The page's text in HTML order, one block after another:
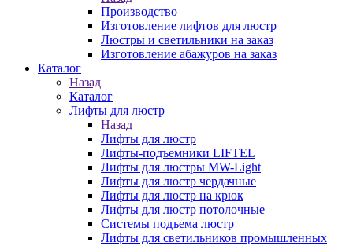
Производство
Изготовление лифтов для люстр
Люстры и светильники на заказ
Изготовление абажуров на заказ
Каталог
Назад
Каталог
Лифты для люстр
Назад
Лифты для люстр
Лифты-подъемники LIFTEL
Лифты для люстры MW-Light
Лифты для люстр чердачные
Лифты для люстр на крюк
Лифты для люстр потолочные
Системы подъема люстр
Лифты для светильников промышленных